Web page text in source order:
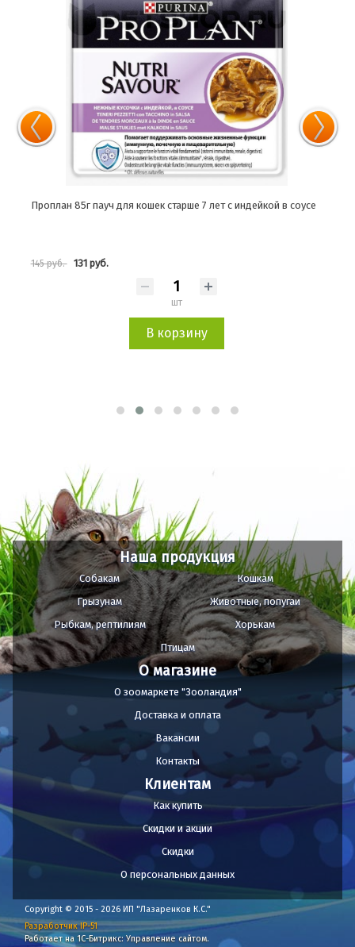
Проплан 85г пауч для кошек старше 7 лет с индейкой в соусе
145 руб. 131 руб.
шт
В корзину
Наша продукция
Собакам
Кошкам
Грызунам
Животные, попугаи
Рыбкам, рептилиям
Хорькам
Птицам
О магазине
О зоомаркете "Зооландия"
Доставка и оплата
Вакансии
Контакты
Клиентам
Как купить
Скидки и акции
Скидки
О персональных данных
Copyright © 2015 - 2026 ИП "Лазаренков К.С."
Разработчик IP-51
Работает на 1С-Битрикс: Управление сайтом.